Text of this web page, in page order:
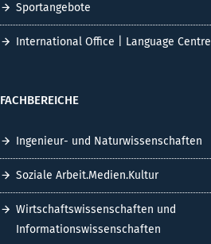
Sportangebote
International Office | Language Centre
FACHBEREICHE
Ingenieur- und Naturwissenschaften
Soziale Arbeit.Medien.Kultur
Wirtschaftswissenschaften und
Informationswissenschaften